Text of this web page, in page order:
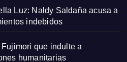
Luz: Naldy Saldaña acusa a
indebidos
que indulte a
humanitarias